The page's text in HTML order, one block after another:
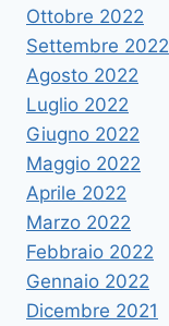
Ottobre 2022
Settembre 2022
Agosto 2022
Luglio 2022
Giugno 2022
Maggio 2022
Aprile 2022
Marzo 2022
Febbraio 2022
Gennaio 2022
Dicembre 2021